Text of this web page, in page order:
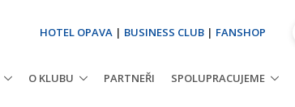
HOTEL OPAVA | BUSINESS CLUB | FANSHOP
O KLUBU PARTNEŘI SPOLUPRACUJEME